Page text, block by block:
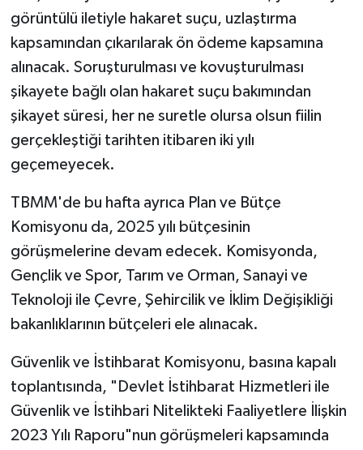
görüntülü iletiyle hakaret suçu, uzlaştırma
kapsamından çıkarılarak ön ödeme kapsamına
alınacak. Soruşturulması ve kovuşturulması
şikayete bağlı olan hakaret suçu bakımından
şikayet süresi, her ne suretle olursa olsun fiilin
gerçekleştiği tarihten itibaren iki yılı
geçemeyecek.
TBMM'de bu hafta ayrıca Plan ve Bütçe
Komisyonu da, 2025 yılı bütçesinin
görüşmelerine devam edecek. Komisyonda,
Gençlik ve Spor, Tarım ve Orman, Sanayi ve
Teknoloji ile Çevre, Şehircilik ve İklim Değişikliği
bakanlıklarının bütçeleri ele alınacak.
Güvenlik ve İstihbarat Komisyonu, basına kapalı
toplantısında, "Devlet İstihbarat Hizmetleri ile
Güvenlik ve İstihbari Nitelikteki Faaliyetlere İlişkin
2023 Yılı Raporu"nun görüşmeleri kapsamında